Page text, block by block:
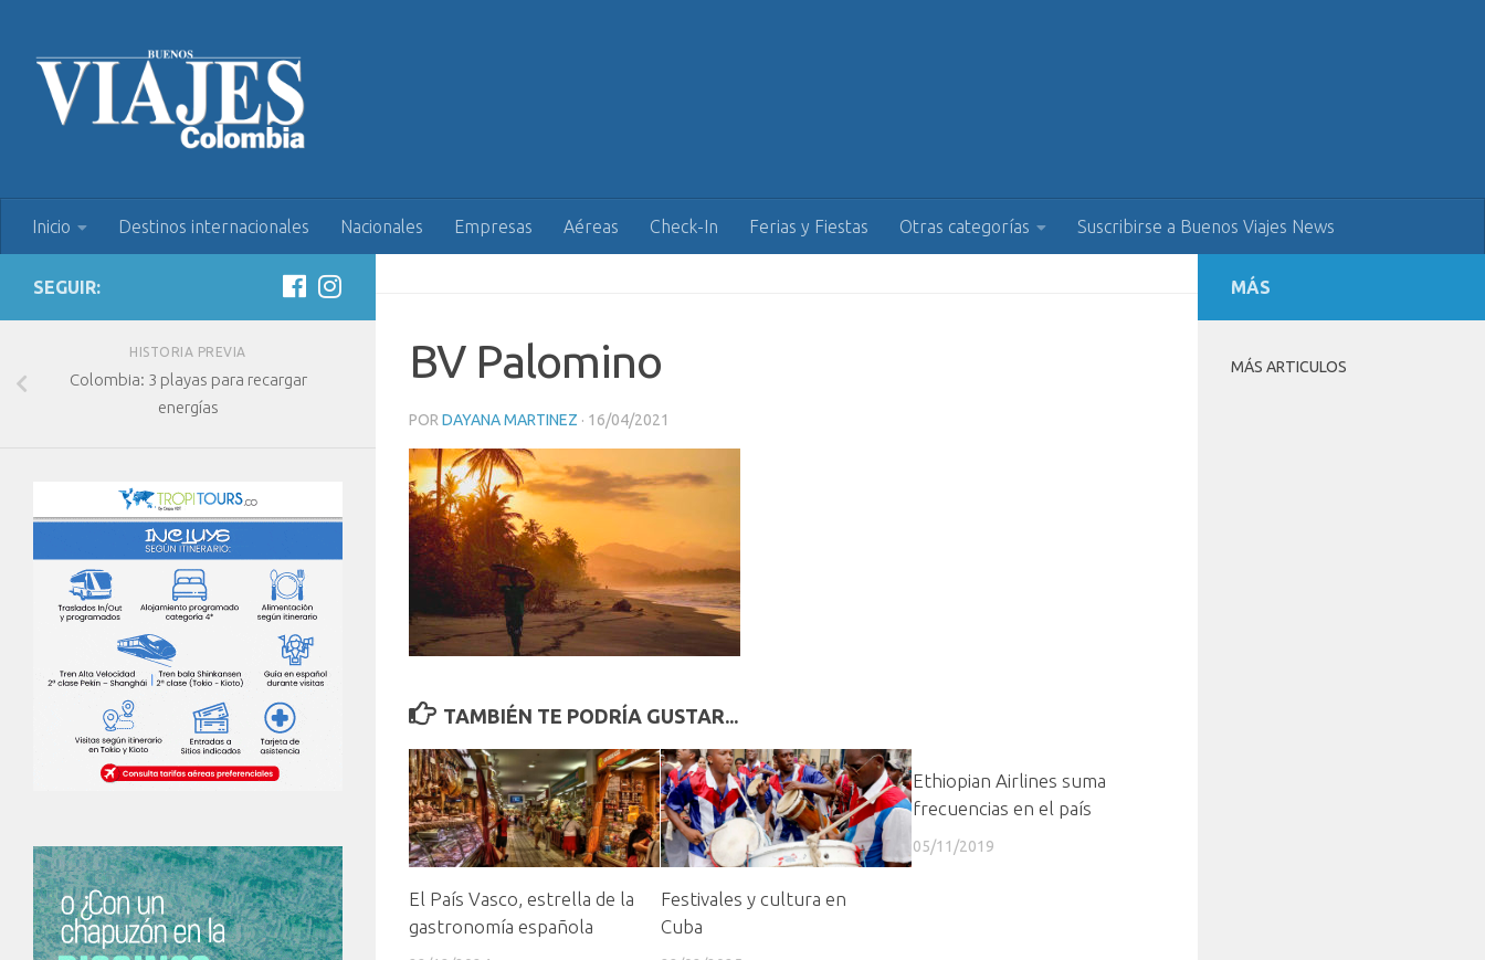
Inicio Destinos internacionales Nacionales Empresas Aéreas Check-In Ferias y Fiestas Otras categorías Suscribirse a Buenos Viajes News
BV Palomino
POR DAYANA MARTINEZ · 16/04/2021
TAMBIÉN TE PODRÍA GUSTAR...
El País Vasco, estrella de la
gastronomía española
Festivales y cultura en
Cuba
Ethiopian Airlines suma
frecuencias en el país
05/11/2019
SEGUIR:
HISTORIA PREVIA
Colombia: 3 playas para recargar
energías
MÁS
MÁS ARTICULOS